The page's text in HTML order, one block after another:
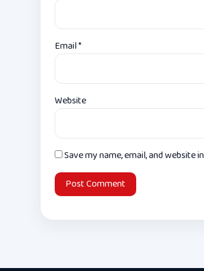
Email*
Website
Save my name, email, and